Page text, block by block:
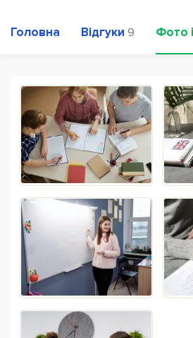
Головна Відгуки 9 Фото